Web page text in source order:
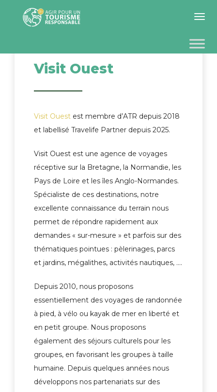
Toggle
Visit Ouest
Visit Ouest est membre d’ATR depuis 2018
et labellisé Travelife Partner depuis 2025.
Visit Ouest est une agence de voyages
réceptive sur la Bretagne, la Normandie, les
Pays de Loire et les îles Anglo-Normandes.
Spécialiste de ces destinations, notre
excellente connaissance du terrain nous
permet de répondre rapidement aux
demandes « sur-mesure » et parfois sur des
thématiques pointues : pèlerinages, parcs
et jardins, mégalithes, activités nautiques, ….
Depuis 2010, nous proposons
essentiellement des voyages de randonnée
à pied, à vélo ou kayak de mer en liberté et
en petit groupe. Nous proposons
également des séjours culturels pour les
groupes, en favorisant les groupes à taille
humaine. Depuis quelques années nous
développons nos partenariats sur des